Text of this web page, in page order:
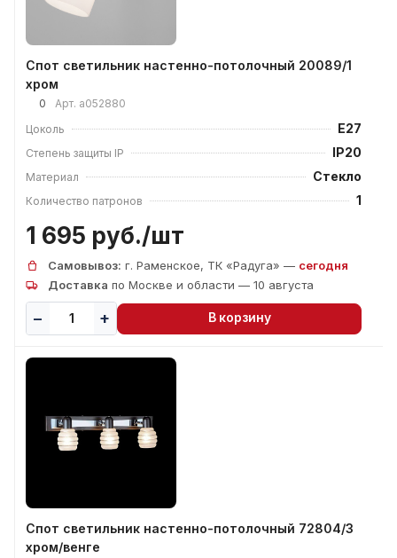
Спот светильник настенно-потолочный 20089/1
хром
0 Арт. a052880
Цоколь
E27
Степень защиты IP IP20
Материал Стекло
Количество патронов 1
1 695 руб./шт
Самовывоз: г. Раменское, ТК «Радуга» — сегодня
Доставка по Москве и области — 10 августа
В корзину
Спот светильник настенно-потолочный 72804/3
хром/венге